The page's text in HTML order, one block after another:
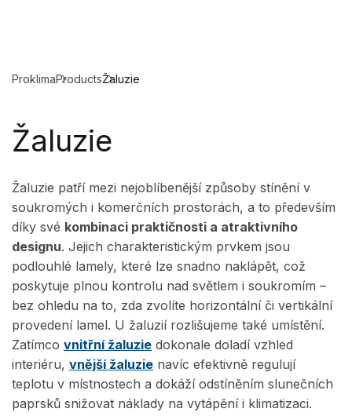
ProklimaProductsŽaluzie
Žaluzie
Žaluzie patří mezi nejoblíbenější způsoby stínění v
soukromých i komerčních prostorách, a to především
díky své kombinaci praktičnosti a atraktivního
designu. Jejich charakteristickým prvkem jsou
podlouhlé lamely, které lze snadno naklápět, což
poskytuje plnou kontrolu nad světlem i soukromím –
bez ohledu na to, zda zvolíte horizontální či vertikální
provedení lamel. U žaluzií rozlišujeme také umístění.
Zatímco vnitřní žaluzie dokonale doladí vzhled
interiéru, vnější žaluzie navíc efektivně regulují
teplotu v místnostech a dokáží odstíněním slunečních
paprsků snižovat náklady na vytápění i klimatizaci.